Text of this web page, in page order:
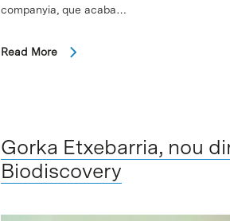
companyia, que acaba…
Read More
Gorka Etxebarria, nou
Biodiscovery